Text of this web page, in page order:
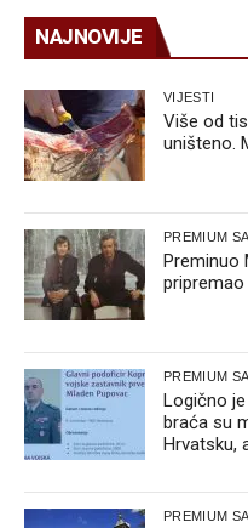
NAJNOVIJE
VIJESTI
Više od
uništeno.
PREMIUM
Preminuo
PREMIUM
Logično je
braća su
Hrvatsku,
PREMIUM